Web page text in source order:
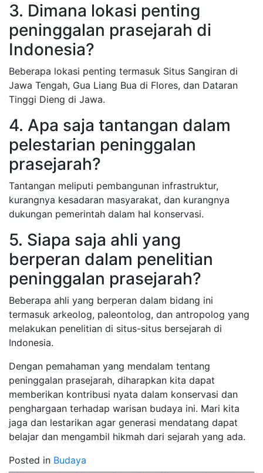
3. Dimana lokasi penting
peninggalan prasejarah di
Indonesia?
Beberapa lokasi penting termasuk Situs Sangiran di
Jawa Tengah, Gua Liang Bua di Flores, dan Dataran
Tinggi Dieng di Jawa.
4. Apa saja tantangan dalam
pelestarian peninggalan
prasejarah?
Tantangan meliputi pembangunan infrastruktur,
kurangnya kesadaran masyarakat, dan kurangnya
dukungan pemerintah dalam hal konservasi.
5. Siapa saja ahli yang
berperan dalam penelitian
peninggalan prasejarah?
Beberapa ahli yang berperan dalam bidang ini
termasuk arkeolog, paleontolog, dan antropolog yang
melakukan penelitian di situs-situs bersejarah di
Indonesia.
Dengan pemahaman yang mendalam tentang
peninggalan prasejarah, diharapkan kita dapat
memberikan kontribusi nyata dalam konservasi dan
penghargaan terhadap warisan budaya ini. Mari kita
jaga dan lestarikan agar generasi mendatang dapat
belajar dan mengambil hikmah dari sejarah yang ada.
Posted in Budaya